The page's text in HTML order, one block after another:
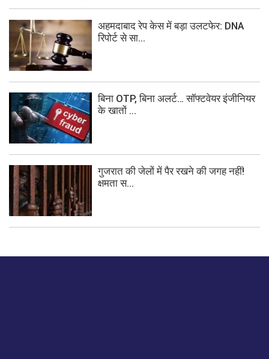
अहमदाबाद रेप केस में बड़ा उलटफेर: DNA
रिपोर्ट से सा...
बिना OTP, बिना अलर्ट… सॉफ्टवेयर इंजीनियर
के खातों ...
गुजरात की जेलों में पैर रखने की जगह नहीं!
क्षमता स...